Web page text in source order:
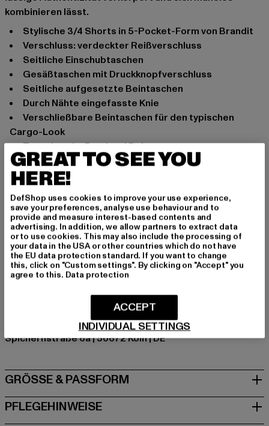
kombinieren lässt.
stylische 3/4 Shorts in 5-Pocket-Form von Brandit
Verschluss: verdeckter Reißverschluss
seitliche Einschubtaschen
Gesäßtaschen mit Druckknopfverschluss
seitliche aufgesetzte Beintaschen
durch Nähte eingefasste Knie
verschließbare Beintaschen für den typischen
Cargo-Look
Tunnelzug im Bund und Beinsaum zur
Passformregulierung
weiches Material bietet optimalen Tragekomfort
Anlass: Alltag, Bequem, Basic
Schnitt: Lang
Marke: Brandit
Kat.: Bekleidung
Farbe: camouflage
Hersteller Farbe: olive camo
Materialzusammensetzung: 100% Baumwolle
Art.Nr: BD2013-00775
Hersteller: Brandit Textil GmbH |info@brandit-wear.com
Spichernstraße 6a | 50672 Köln | DE
GRÖSSE & PASSFORM
PFLEGEHINWEISE
GREAT TO SEE YOU
HERE!
DefShop uses cookies to improve your use experience,
save your preferences, analyse use behaviour and to
provide and measure interest-based contents and
advertising. In addition, we allow partners to extract data
or to use cookies. This may also include the processing of
your data in the USA or other countries which do not have
the EU data protection standard. If you want to change
this, click on "Custom settings". By clicking on "Accept" you
agree to this. Data protection
INDIVIDUAL SETTINGS
ACCEPT